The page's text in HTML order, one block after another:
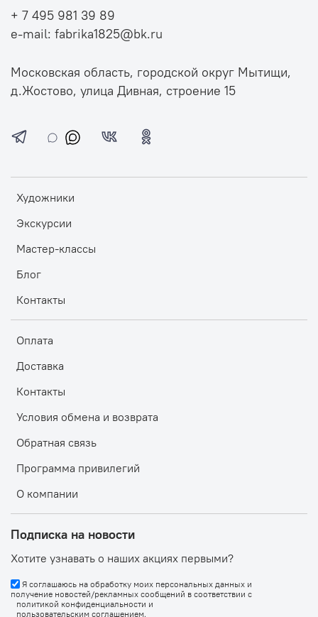
Художники
Экскурсии
Мастер-классы
Блог
Контакты
Оплата
Доставка
Контакты
Условия обмена и возврата
Обратная связь
Программа привилегий
О компании
Подписка на новости
Хотите узнавать о наших акциях первыми?
Я соглашаюсь на обработку моих персональных данных и
получение новостей/рекламных сообщений в соответствии с
политикой конфиденциальности и
пользовательским соглашением.
+ 7 495 981 39 89
e-mail: fabrika1825@bk.ru
Московская область, городской округ Мытищи,
д.Жостово, улица Дивная, строение 15